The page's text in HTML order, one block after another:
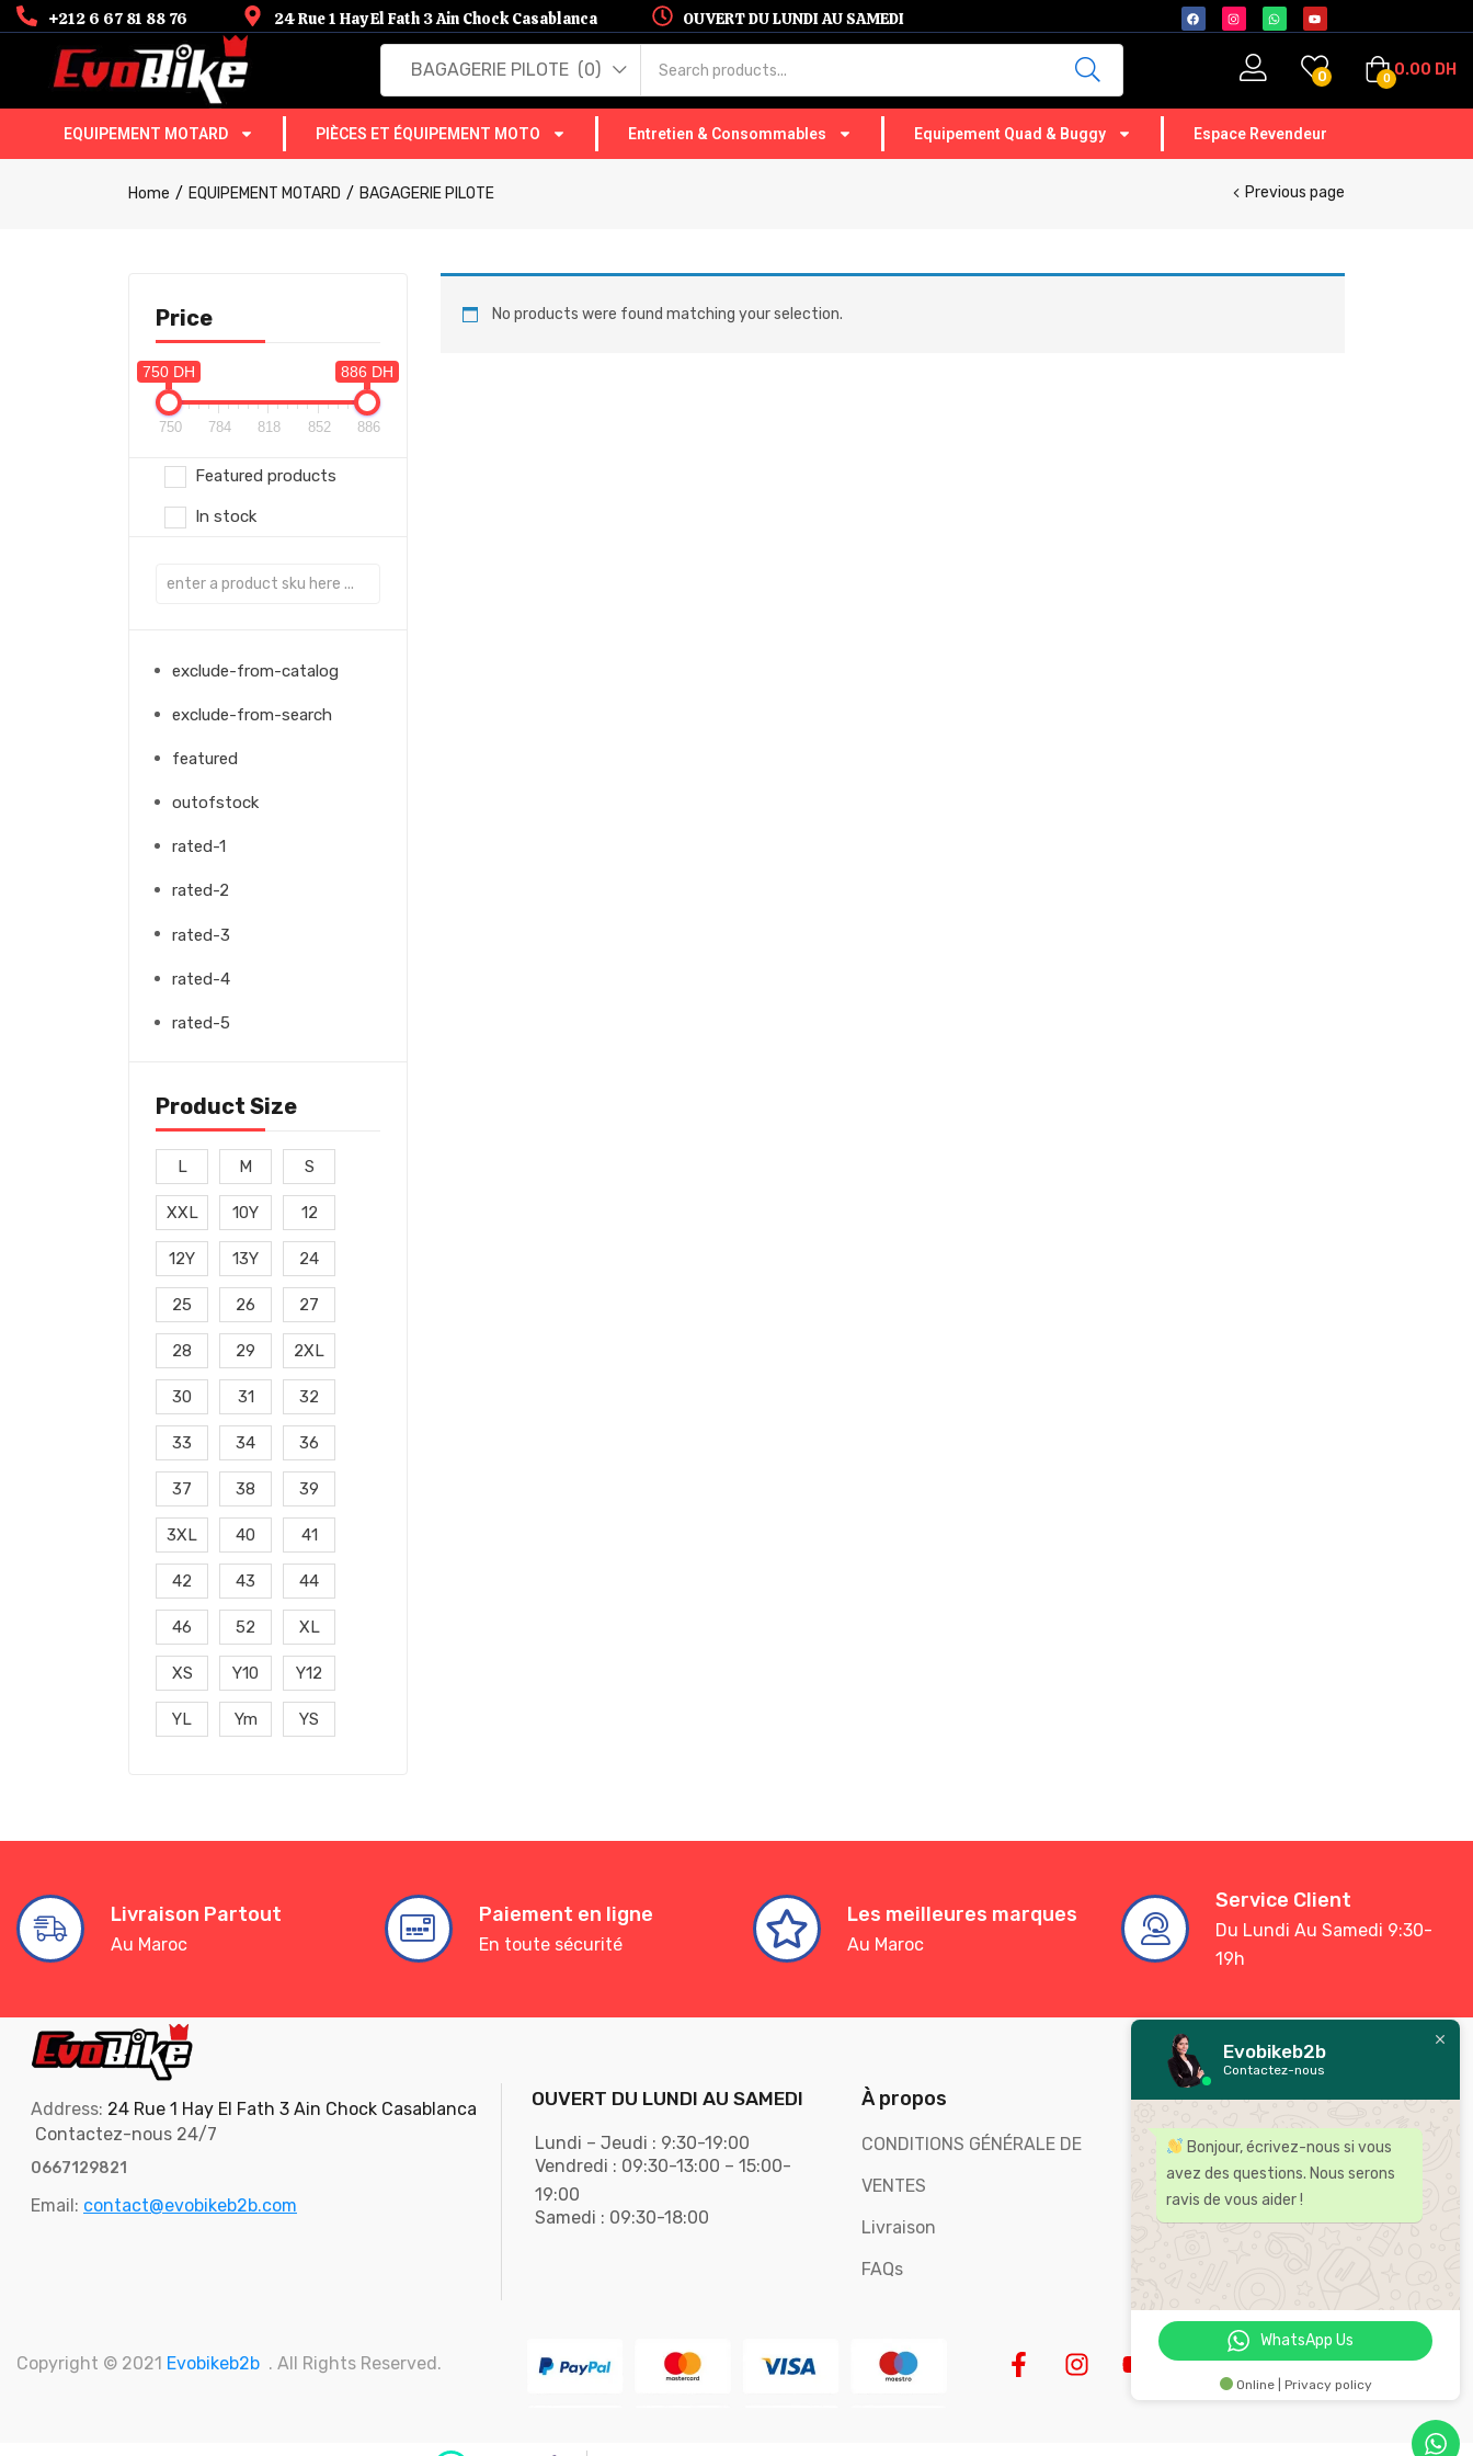
+212 6 67 81 88 76 24 Rue 1 Hay El Fath 3 Ain Chock Casablanca OUVERT DU LUNDI AU SAMEDI
BAGAGERIE PILOTE (0) 0 0 0.00 DH
EQUIPEMENT MOTARD PIÈCES ET ÉQUIPEMENT MOTO Entretien & Consommables Equipement Quad & Buggy Espace Revendeur
Home EQUIPEMENT MOTARD BAGAGERIE PILOTE Previous page
Price
750 DH 886 DH
750 784 818 852 886
Featured products
In stock
exclude-from-catalog
exclude-from-search
featured
outofstock
rated-1
rated-2
rated-3
rated-4
rated-5
Product Size
L M S
XXL 10Y 12
12Y 13Y 24
25 26 27
28 29 2XL
30 31 32
33 34 36
37 38 39
3XL 40 41
42 43 44
46 52 XL
XS Y10 Y12
YL Ym YS
No products were found matching your selection.
Livraison Partout
Au Maroc
Paiement en ligne
En toute sécurité
Les meilleures marques
Au Maroc
Service Client
Du Lundi Au Samedi 9:30-
19h
Address: 24 Rue 1 Hay El Fath 3 Ain Chock Casablanca
Contactez-nous 24/7
0667129821
Email: contact@evobikeb2b.com
OUVERT DU LUNDI AU SAMEDI
Lundi – Jeudi : 9:30-19:00
Vendredi : 09:30-13:00 – 15:00-
19:00
Samedi : 09:30-18:00
À propos
CONDITIONS GÉNÉRALE DE
VENTES
Livraison
FAQs
Bienvenue chez Evobike,
distributeur leader des
accessoires et pièces pour moto
au Maroc .
Copyright © 2021 Evobikeb2b . All Rights Reserved.
Evobikeb2b
Contactez-nous
Bonjour, écrivez-nous si vous
avez des questions. Nous serons
ravis de vous aider !
WhatsApp Us
Online | Privacy policy